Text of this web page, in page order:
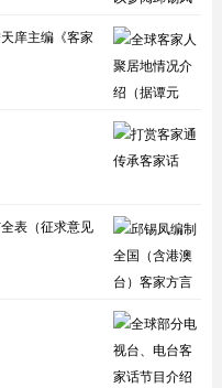
庠主编《客家
表（征求意见